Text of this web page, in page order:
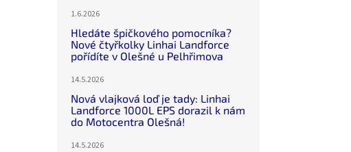
1.6.2026
Hledáte špičkového pomocníka?
Nové čtyřkolky Linhai Landforce
pořídíte v Olešné u Pelhřimova
14.5.2026
Nová vlajková loď je tady: Linhai
Landforce 1000L EPS dorazil k nám
do Motocentra Olešná!
14.5.2026